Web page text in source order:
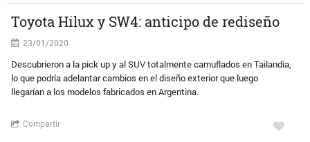
Toyota Hilux y SW4: anticipo de rediseño
23/01/2020
Descubrieron a la pick up y al SUV totalmente camuflados en Tailandia,
lo que podría adelantar cambios en el diseño exterior que luego
llegarían a los modelos fabricados en Argentina.
Compartir